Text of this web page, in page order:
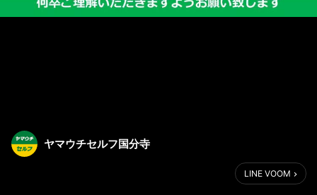
ヤマウチセルフ国分寺
LINE VOOM